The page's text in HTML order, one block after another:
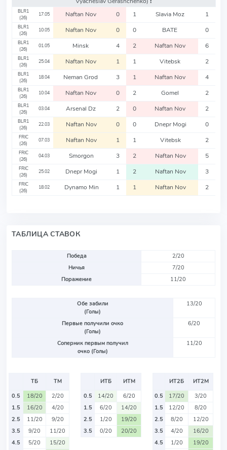
BLR1
(26)
17.05 Naftan Nov 0 1 Slavia Moz 1
BLR1
(26)
10.05 Naftan Nov 0 0 BATE 0
BLR1
(26)
01.05 Minsk 4 2 Naftan Nov 6
BLR1
(26)
25.04 Naftan Nov 1 1 Vitebsk 2
BLR1
(26)
18.04 Neman Grod 3 1 Naftan Nov 4
BLR1
(26)
10.04 Naftan Nov 0 2 Gomel 2
BLR1
(26)
03.04 Arsenal Dz 2 0 Naftan Nov 2
BLR1
(26)
22.03 Naftan Nov 0 0 Dnepr Mogi 0
FRIC
(26)
07.03 Naftan Nov 1 1 Vitebsk 2
FRIC
(26)
04.03 Smorgon 3 2 Naftan Nov 5
FRIC
(26)
25.02 Dnepr Mogi 1 2 Naftan Nov 3
FRIC
(26)
18.02 Dynamo Min 1 1 Naftan Nov 2
ТАБЛИЦА СТАВОК
Победа
2/20
Ничья
7/20
Поражение
11/20
Обе забили
(Голы)
13/20
Первые получили очко
(Голы)
6/20
Соперник первым получил
очко (Голы)
11/20
ТБ
ТМ
0.5
18/20
2/20
1.5
16/20
4/20
2.5
11/20
9/20
3.5
9/20
11/20
4.5
5/20
15/20
ИТБ
ИТМ
0.5
14/20
6/20
1.5
6/20
14/20
2.5
1/20
19/20
3.5
0/20 20/20
ИТ2Б
ИТ2М
0.5
17/20
3/20
1.5
12/20
8/20
2.5
8/20
12/20
3.5
4/20
16/20
4.5
1/20
19/20